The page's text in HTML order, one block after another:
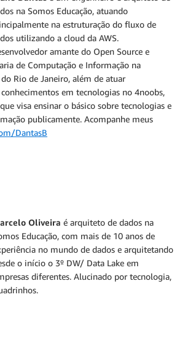
na Somos Educação, atuando
na estruturação do fluxo de
utilizando a cloud da AWS.
amante do Open Source e
de Computação e Informação na
Rio de Janeiro, além de atuar
em tecnologias no 4noobs,
visa ensinar o básico sobre tecnologias e
publicamente. Acompanhe meus
DantasB
Oliveira é arquiteto de dados na
Educação, com mais de 10 anos de
no mundo de dados e arquitetando
o início o 3º DW/ Data Lake em
diferentes. Alucinado por tecnologia,